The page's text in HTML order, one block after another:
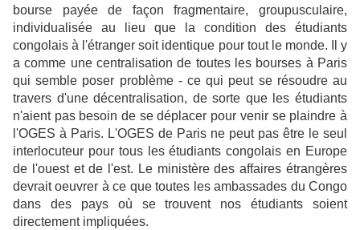
bourse payée de façon fragmentaire, groupusculaire,
individualisée au lieu que la condition des étudiants
congolais à l'étranger soit identique pour tout le monde. Il y
a comme une centralisation de toutes les bourses à Paris
qui semble poser problème - ce qui peut se résoudre au
travers d'une décentralisation, de sorte que les étudiants
n'aient pas besoin de se déplacer pour venir se plaindre à
l'OGES à Paris. L'OGES de Paris ne peut pas être le seul
interlocuteur pour tous les étudiants congolais en Europe
de l'ouest et de l'est. Le ministère des affaires étrangères
devrait oeuvrer à ce que toutes les ambassades du Congo
dans des pays où se trouvent nos étudiants soient
directement impliquées.